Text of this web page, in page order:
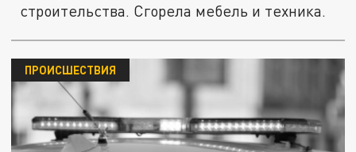
строительства. Сгорела мебель и техника.
ПРОИСШЕСТВИЯ